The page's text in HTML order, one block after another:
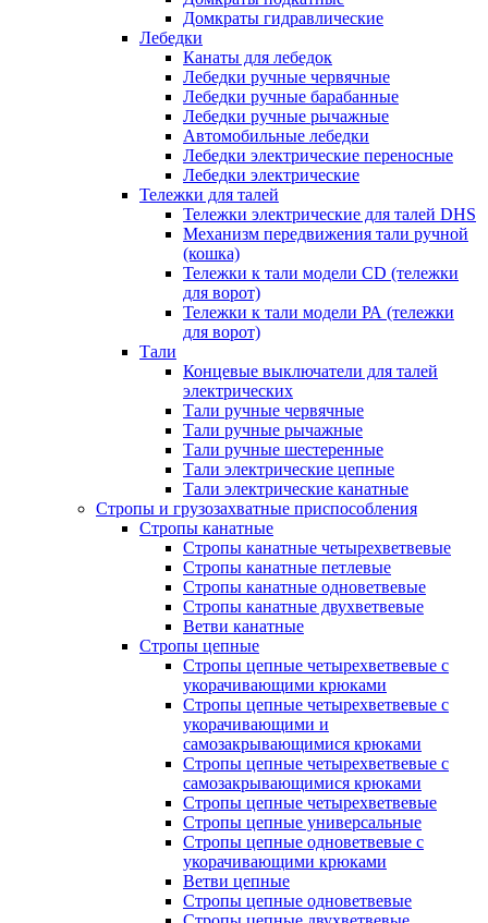
Домкраты гидравлические
Лебедки
Канаты для лебедок
Лебедки ручные червячные
Лебедки ручные барабанные
Лебедки ручные рычажные
Автомобильные лебедки
Лебедки электрические переносные
Лебедки электрические
Тележки для талей
Тележки электрические для талей DHS
Механизм передвижения тали ручной
(кошка)
Тележки к тали модели CD (тележки
для ворот)
Тележки к тали модели РА (тележки
для ворот)
Тали
Концевые выключатели для талей
электрических
Тали ручные червячные
Тали ручные рычажные
Тали ручные шестеренные
Тали электрические цепные
Тали электрические канатные
Стропы и грузозахватные приспособления
Стропы канатные
Стропы канатные четырехветвевые
Стропы канатные петлевые
Стропы канатные одноветвевые
Стропы канатные двухветвевые
Ветви канатные
Стропы цепные
Стропы цепные четырехветвевые с
укорачивающими крюками
Стропы цепные четырехветвевые с
укорачивающими и
самозакрывающимися крюками
Стропы цепные четырехветвевые с
самозакрывающимися крюками
Стропы цепные четырехветвевые
Стропы цепные универсальные
Стропы цепные одноветвевые с
укорачивающими крюками
Ветви цепные
Стропы цепные одноветвевые